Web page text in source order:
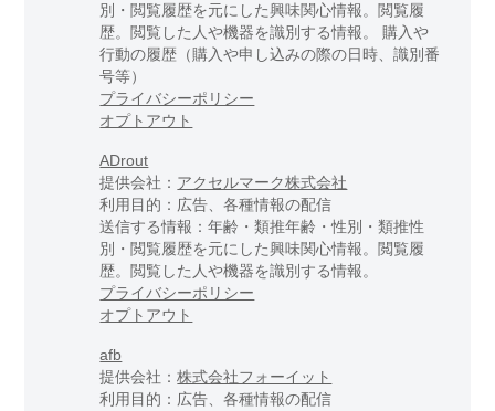
別・閲覧履歴を元にした興味関心情報。閲覧履
歴。閲覧した人や機器を識別する情報。 購入や
行動の履歴（購入や申し込みの際の日時、識別番
号等）
プライバシーポリシー
オプトアウト
ADrout
提供会社： アクセルマーク株式会社
利用目的：広告、各種情報の配信
送信する情報：年齢・類推年齢・性別・類推性
別・閲覧履歴を元にした興味関心情報。閲覧履
歴。閲覧した人や機器を識別する情報。
プライバシーポリシー
オプトアウト
afb
提供会社：株式会社フォーイット
利用目的：広告、各種情報の配信